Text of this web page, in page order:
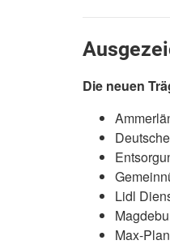
Die neuen
Lidl
Max-